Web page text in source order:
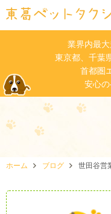
業界内最大
東京都、千葉
首都圏
安心
ホーム ブログ 世田谷営